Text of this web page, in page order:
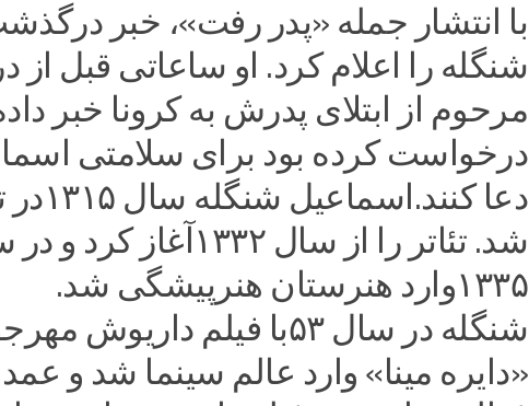
با انتشار جمله «پدر رفت»، خبر
شنگله را اعلام کرد. او ساعاتی قبل
مرحوم از ابتلای پدرش به کرونا خبر
درخواست کرده بود برای سلامتی
دعا
شد. تئاتر را از سال ۱۳۳۲آغاز
۱۳۳۵وارد هنرستان هنرپیشگی شد.
شنگله در سال ۵۳با فیلم
«دایره مینا» وارد عالم‌ سینما شد و